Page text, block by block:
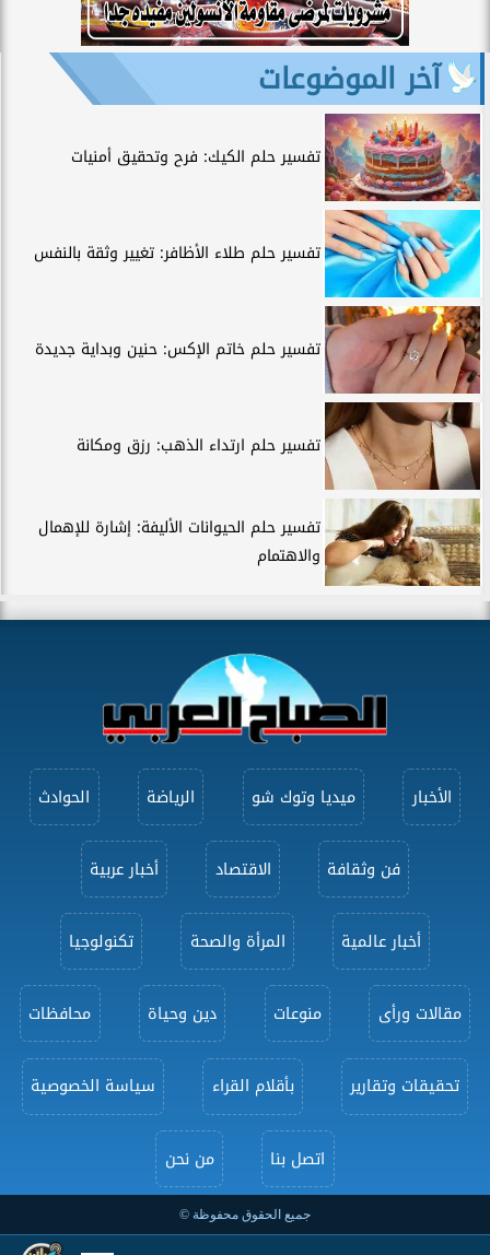
آخر الموضوعات
تفسير حلم الكيك: فرح وتحقيق أمنيات
تفسير حلم طلاء الأظافر: تغيير وثقة بالنفس
تفسير حلم خاتم الإكس: حنين وبداية جديدة
تفسير حلم ارتداء الذهب: رزق ومكانة
تفسير حلم الحيوانات الأليفة: إشارة للإهمال
والاهتمام
الأخبار ميديا وتوك شو الرياضة الحوادث
فن وثقافة الاقتصاد أخبار عربية
أخبار عالمية المرأة والصحة تكنولوجيا
مقالات ورأى منوعات دين وحياة محافظات
تحقيقات وتقارير بأقلام القراء سياسة الخصوصية
اتصل بنا من نحن
جميع الحقوق محفوظة ©